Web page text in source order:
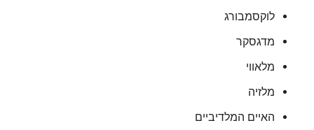
לוקסמבורג
מדגסקר
מלאווי
מלזיה
האיים המלדיביים